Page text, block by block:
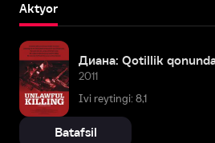
Aktyor
Диана: Qotillik
2011
Ivi reytingi: 8,1
Batafsil